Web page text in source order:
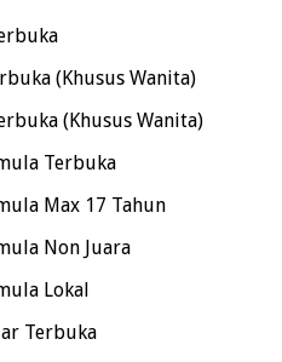
(Khusus Wanita)
(Khusus Wanita)
Terbuka
Max 17 Tahun
Non Juara
Lokal
Terbuka